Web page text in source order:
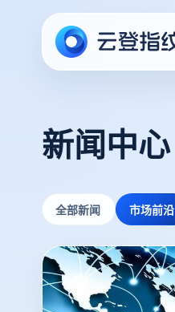
新闻中心
全部新闻 市场前沿